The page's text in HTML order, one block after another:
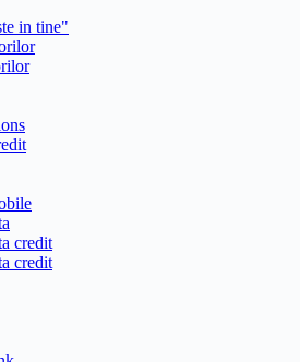
in tine"
credit
credit